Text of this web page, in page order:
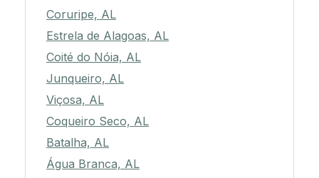
Coruripe, AL
Estrela de Alagoas, AL
Coité do Nóia, AL
Junqueiro, AL
Viçosa, AL
Coqueiro Seco, AL
Batalha, AL
Água Branca, AL